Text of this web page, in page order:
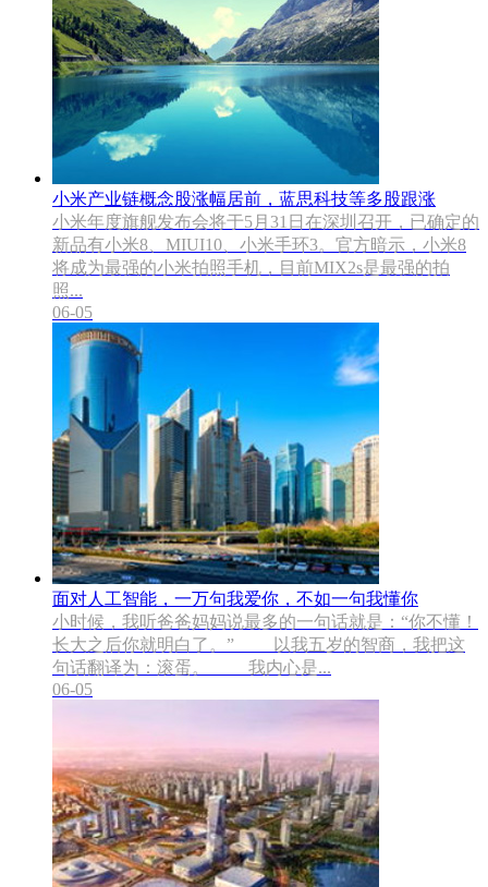
小米产业链概念股涨幅居前，蓝思科技等多股跟涨
小米年度旗舰发布会将于5月31日在深圳召开，已确定的
新品有小米8、MIUI10、小米手环3。官方暗示，小米8
将成为最强的小米拍照手机，目前MIX2s是最强的拍
照...
06-05
面对人工智能，一万句我爱你，不如一句我懂你
小时候，我听爸爸妈妈说最多的一句话就是：“你不懂！
长大之后你就明白了。” 以我五岁的智商，我把这
句话翻译为：滚蛋。 我内心是...
06-05